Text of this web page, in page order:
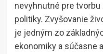
nevyhnutné pre
politiky. Zvyšovanie
je jedným zo
ekonomiky a súčasne